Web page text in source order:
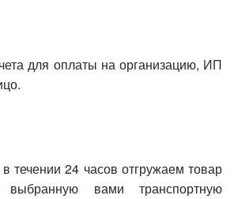
для оплаты на организацию, ИП
течении 24 часов отгружаем товар
вами транспортную